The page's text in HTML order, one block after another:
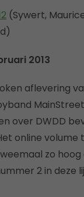
(Sywert,
2013
aflevering
over DWDD
online volume
zo hoog
2 in deze